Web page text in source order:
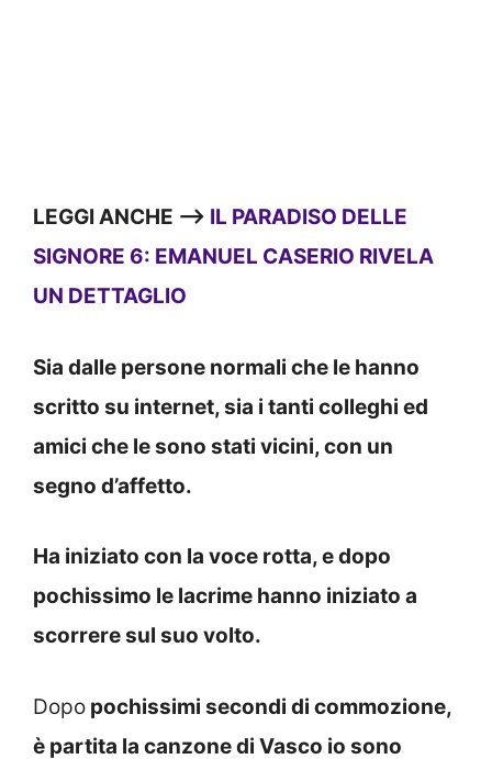
LEGGI ANCHE —> IL PARADISO DELLE
SIGNORE 6: EMANUEL CASERIO RIVELA
UN DETTAGLIO
Sia dalle persone normali che le hanno
scritto su internet, sia i tanti colleghi ed
amici che le sono stati vicini, con un
segno d’affetto.
Ha iniziato con la voce rotta, e dopo
pochissimo le lacrime hanno iniziato a
scorrere sul suo volto.
Dopo pochissimi secondi di commozione,
è partita la canzone di Vasco io sono